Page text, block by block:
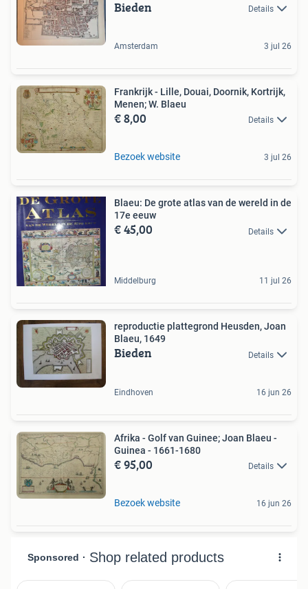
Bieden Details
Amsterdam 3 jul 26
Frankrijk - Lille, Douai, Doornik, Kortrijk,
Menen; W. Blaeu
€ 8,00 Details
Bezoek website 3 jul 26
Blaeu: De grote atlas van de wereld in de
17e eeuw
€ 45,00 Details
Middelburg 11 jul 26
reproductie plattegrond Heusden, Joan
Blaeu, 1649
Bieden Details
Eindhoven 16 jun 26
Afrika - Golf van Guinee; Joan Blaeu -
Guinea - 1661-1680
€ 95,00 Details
Bezoek website 16 jun 26